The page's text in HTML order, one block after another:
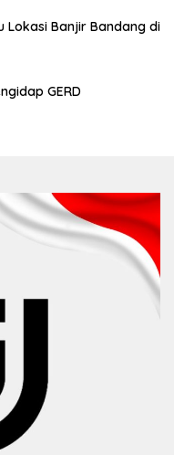
Lokasi Banjir Bandang di
GERD